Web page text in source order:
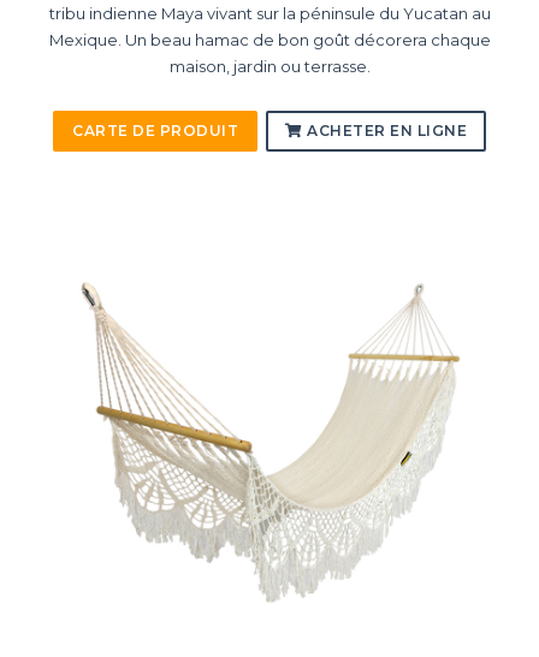
tribu indienne Maya vivant sur la péninsule du Yucatan au
Mexique. Un beau hamac de bon goût décorera chaque
maison, jardin ou terrasse.
CARTE DE PRODUIT ACHETER EN LIGNE